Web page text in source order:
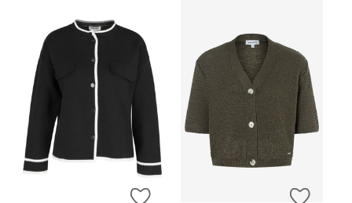
ZUR WUNSCHLISTE HINZUFÜGEN
ZUR